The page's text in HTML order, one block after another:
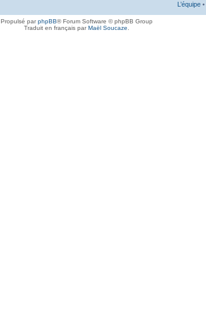
L’équipe •
Propulsé parphpBB® Forum Software © phpBB Group
Traduit en français parMaël Soucaze